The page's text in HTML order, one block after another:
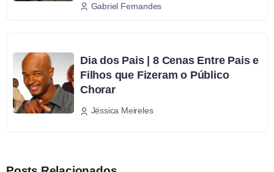
Gabriel Fernandes
Dia dos Pais | 8 Cenas Entre Pais e
Filhos que Fizeram o Público
Chorar
Jéssica Meireles